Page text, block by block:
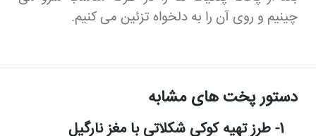
چینیم و روی آن را به دلخواه تزئین می کنیم.
دستور پخت های مشابه
1- طرز تهیه کوکی شکلاتی با مغز نارگیل